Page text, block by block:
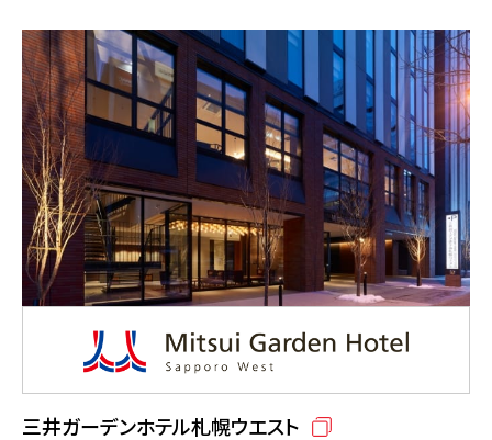
三井ガーデンホテル札幌ウエスト